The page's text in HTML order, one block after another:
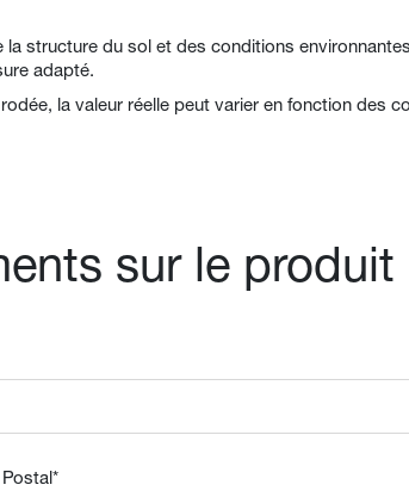
structure du sol et des conditions
adapté.
la valeur réelle peut varier en fonction des
sur le produit
*